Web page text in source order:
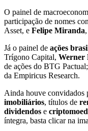
O painel de
participação de nomes
Asset, e Felipe Miranda
Já o painel de ações
Trígono Capital, Werner
de ações do BTG
da Empiricus Research.
Ainda houve convidados
imobiliários, títulos de
dividendos e
íntegra, basta clicar na